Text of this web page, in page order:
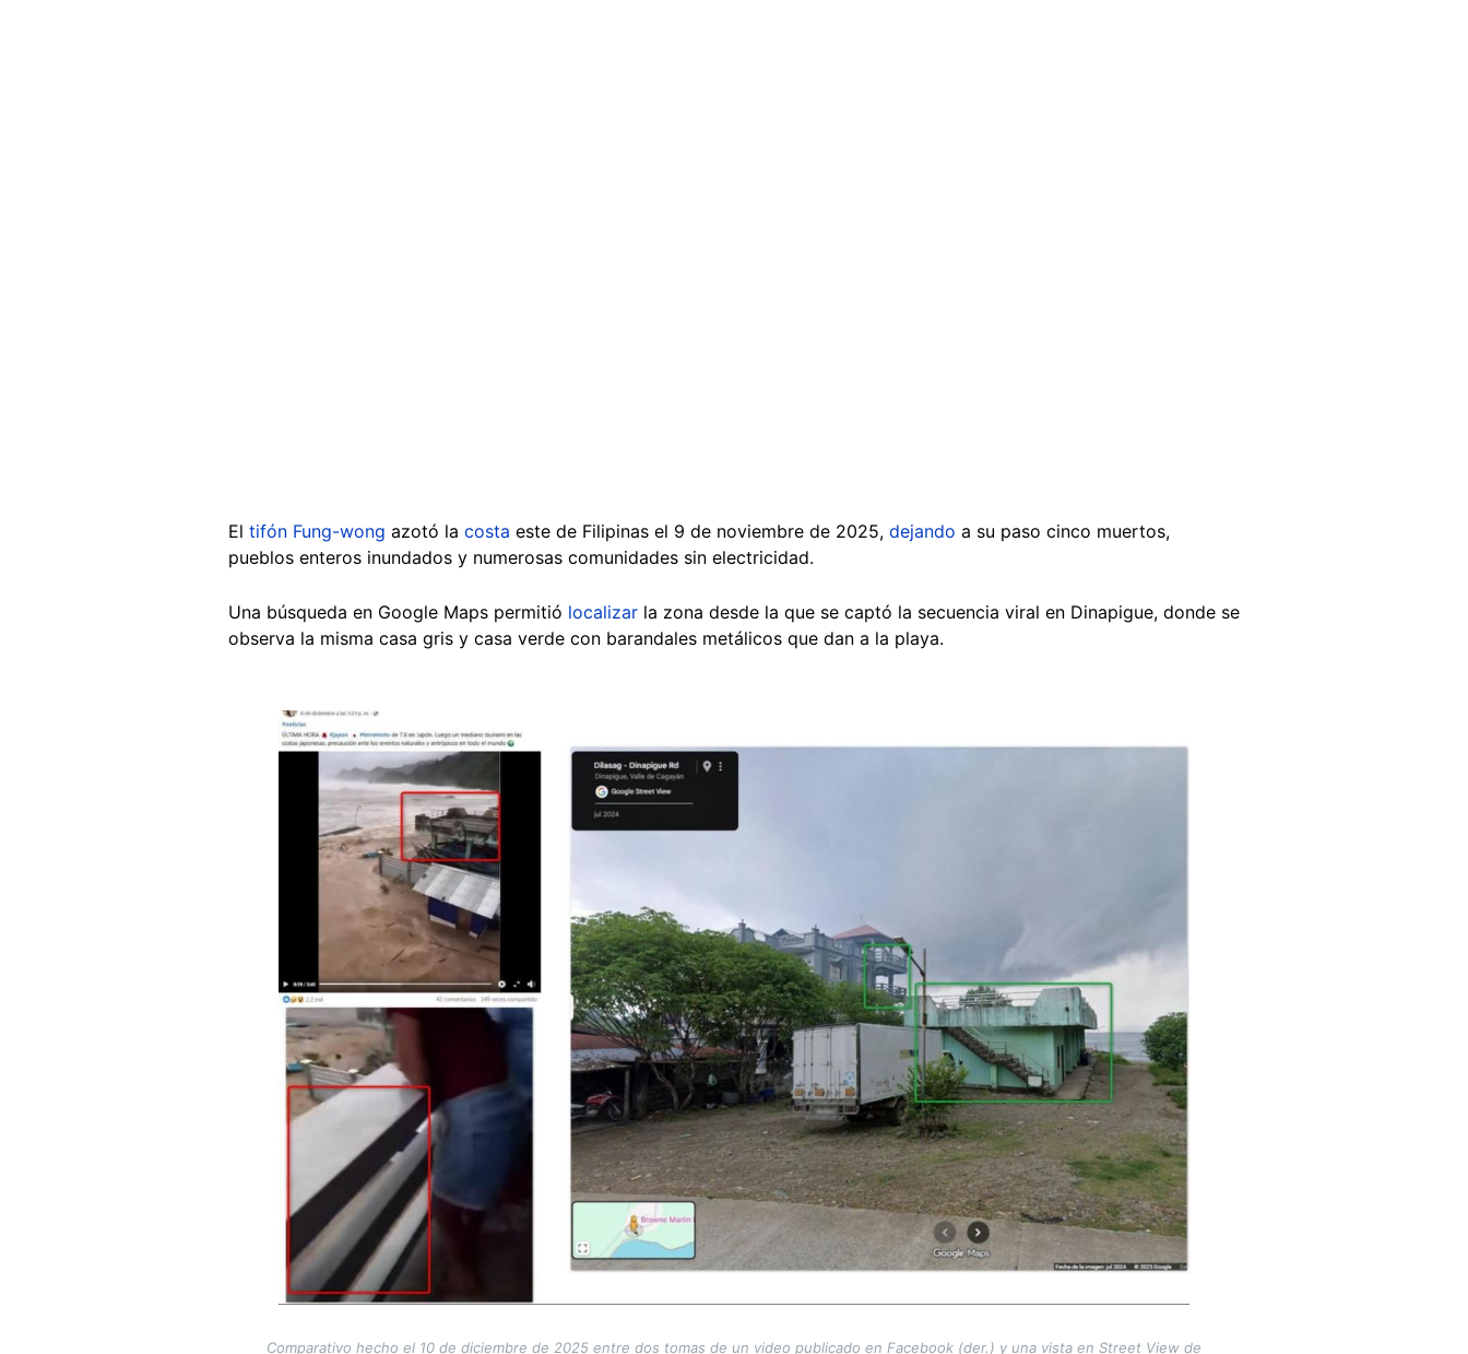
El tifón Fung-wong azotó la costa este de Filipinas el 9 de noviembre de 2025, dejando a su paso cinco muertos,
pueblos enteros inundados y numerosas comunidades sin electricidad.
Una búsqueda en Google Maps permitió localizar la zona desde la que se captó la secuencia viral en Dinapigue, donde se
observa la misma casa gris y casa verde con barandales metálicos que dan a la playa.
Comparativo hecho el 10 de diciembre de 2025 entre dos tomas de un video publicado en Facebook (der.) y una vista en Street View de